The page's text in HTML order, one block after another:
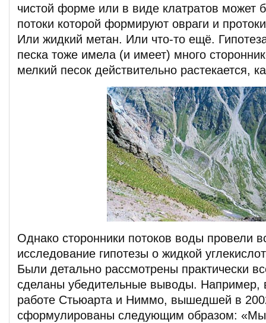
чистой форме или в виде клатратов может
потоки которой формируют овраги и
Или жидкий метан. Или что-то ещё.
песка тоже имела (и имеет) много
мелкий песок действительно растекается,
Однако сторонники потоков воды провели
исследование гипотезы о жидкой
Были детально рассмотрены практически
сделаны убедительные выводы. Например,
работе Стьюарта и Ниммо, вышедшей в
сформулированы следующим образом: